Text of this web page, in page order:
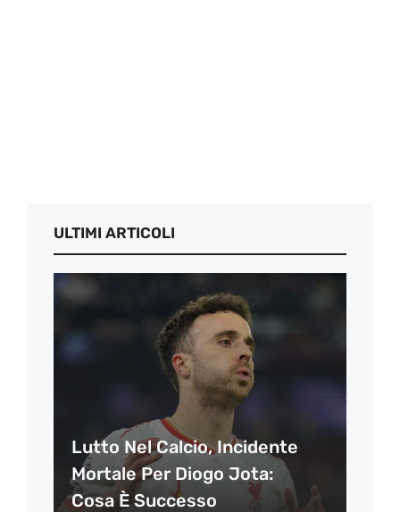
ULTIMI ARTICOLI
Lutto Nel Calcio, Incidente
Mortale Per Diogo Jota:
Cosa È Successo